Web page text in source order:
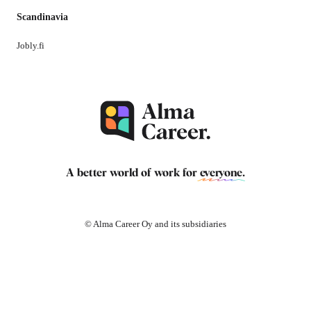
Scandinavia
Jobly.fi
A better world of work for everyone.
© Alma Career Oy and its subsidiaries